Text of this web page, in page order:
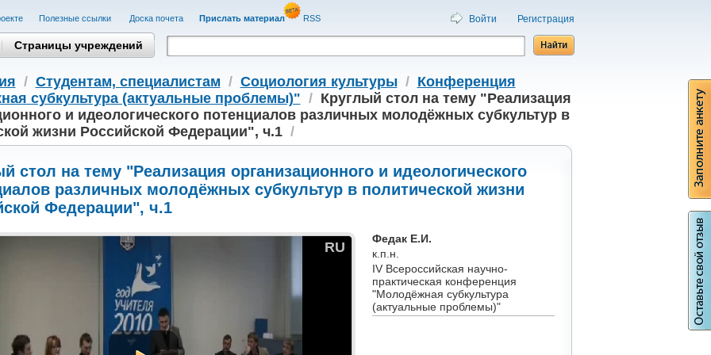
Полезные cсылки Доска почета Прислать материал RSS Войти Регистрация
Страницы учреждений
/ Студентам, cпециалистам / Социология культуры/ Конференция
субкультура (актуальные проблемы)" / Круглый стол на тему "Реализация
и идеологического потенциалов различных молодёжных субкультур в
жизни Российской Федерации", ч.1/
стол на тему "Реализация организационного и идеологического
различных молодёжных субкультур в политической жизни
Федерации", ч.1
RU
Федак Е.И.
к.п.н.
IV Всероссийская научно-
практическая конференция
"Молодёжная субкультура
(актуальные проблемы)"